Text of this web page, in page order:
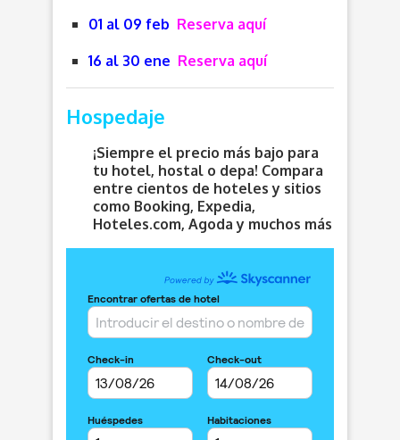
01 al 09 feb Reserva aquí
16 al 30 ene Reserva aquí
Hospedaje
¡Siempre el precio más bajo para
tu hotel, hostal o depa! Compara
entre cientos de hoteles y sitios
como Booking, Expedia,
Hoteles.com, Agoda y muchos más